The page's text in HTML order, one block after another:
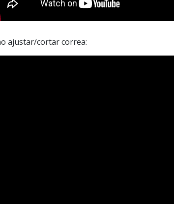
ajustar/cortar correa: